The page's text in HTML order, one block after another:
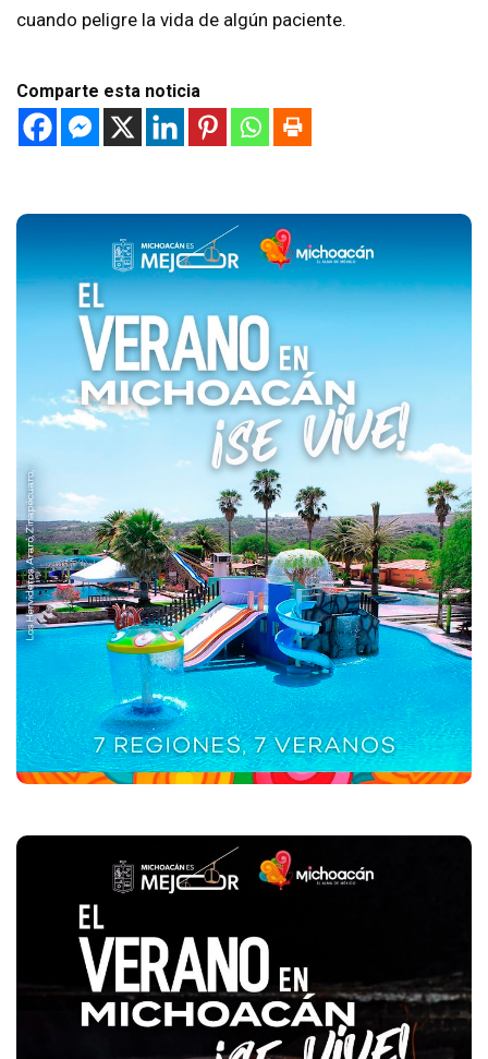
cuando peligre la vida de algún paciente.
Comparte esta noticia